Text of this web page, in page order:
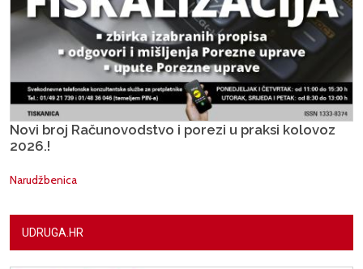
Novi broj Računovodstvo i porezi u praksi kolovoz
2026.!
Narudžbenica
UDRUGA.HR